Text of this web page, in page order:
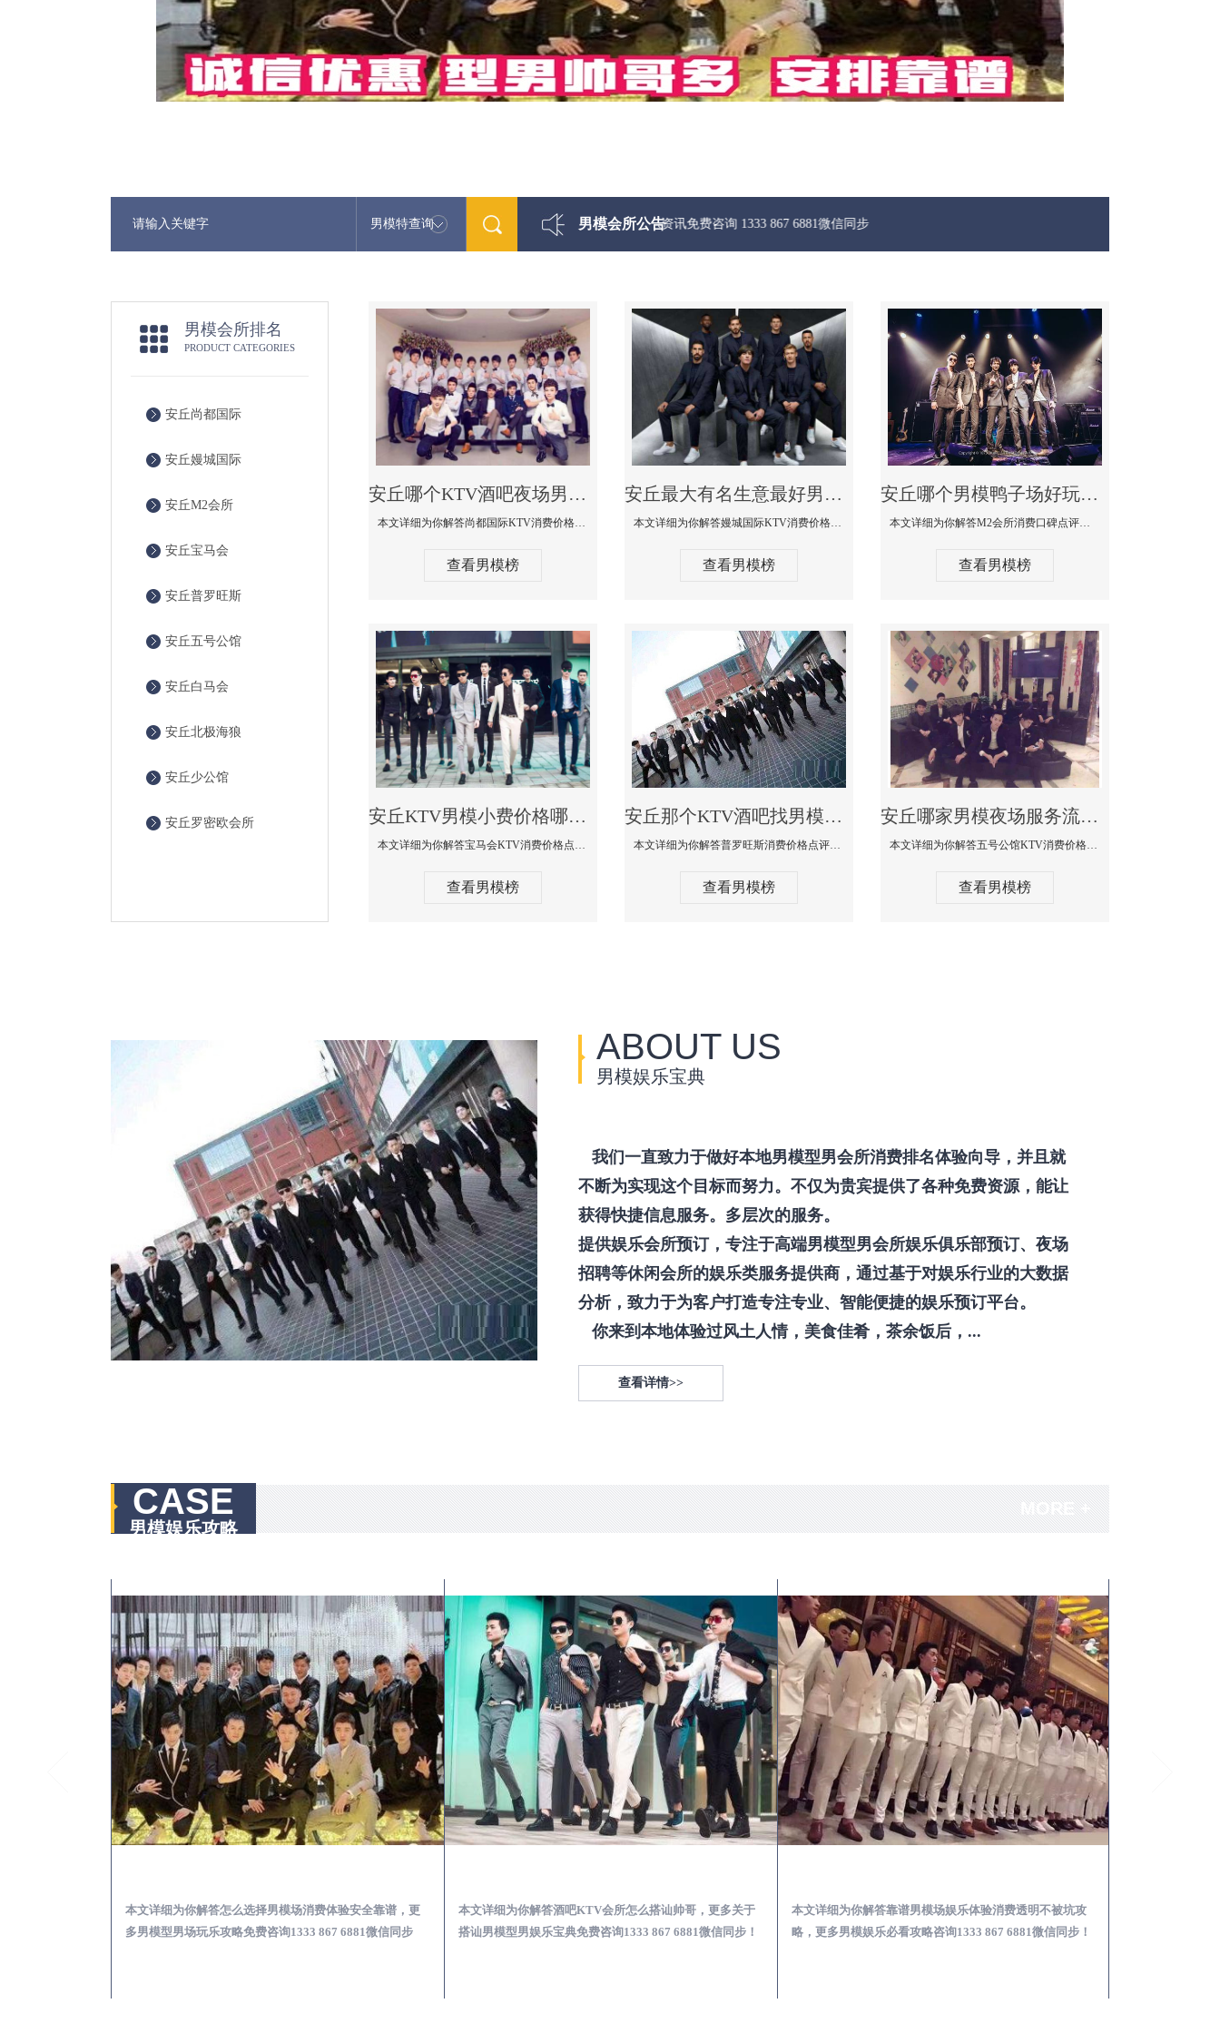
男模特查询 男模会所公告
最新男模娱乐资讯免费咨询 1333 867 6881微信同步
男模会所排名
PRODUCT CATEGORIES
安丘尚都国际
安丘嫚城国际
安丘M2会所
安丘宝马会
安丘普罗旺斯
安丘五号公馆
安丘白马会
安丘北极海狼
安丘少公馆
安丘罗密欧会所
安丘哪个KTV酒吧夜场男模公关型男最帅-尚都国际KTV消费价格点评
本文详细为你解答尚都国际KTV消费价格点评，更多关于哪个KTV酒吧夜场男模公关型男最帅免费咨询1333 867 6881微信同步
查看男模榜
安丘最大有名生意最好男模少爷场KTV体验-嫚城国际KTV消费价格点评
本文详细为你解答嫚城国际KTV消费价格口碑点评，更多关于最大有名生意最好男模少爷场KTV体验免费咨询1333 867 6881微信同步！
查看男模榜
安丘哪个男模鸭子场好玩陪酒服务好-M2会所KTV消费口碑点评
本文详细为你解答M2会所消费口碑点评，更多关于哪个男模鸭子场好玩陪酒服务好免费咨询1333 867 6881微信同步！
查看男模榜
安丘KTV男模小费价格哪家便宜-宝马会KTV消费口碑点评
本文详细为你解答宝马会KTV消费价格点评，更多关于KTV男模小费价格哪家便宜免费咨询1333 867 6881微信同步！
查看男模榜
安丘那个KTV酒吧找男模帅哥男妓多-普罗旺斯KTV真实口碑点评
本文详细为你解答普罗旺斯消费价格点评，更多关于那个KTV酒吧找男模帅哥最多免费咨询1333 867 6881微信同步！
查看男模榜
安丘哪家男模夜场服务流程全面-五号公馆KTV消费价格点评
本文详细为你解答五号公馆KTV消费价格，更多关于哪家男模夜场服务流程全面免费咨询1333 867 6881微信同步！
查看男模榜
ABOUT US
男模娱乐宝典
我们一直致力于做好本地男模型男会所消费排名体验向导，并且就
不断为实现这个目标而努力。不仅为贵宾提供了各种免费资源，能让
获得快捷信息服务。多层次的服务。
提供娱乐会所预订，专注于高端男模型男会所娱乐俱乐部预订、夜场
招聘等休闲会所的娱乐类服务提供商，通过基于对娱乐行业的大数据
分析，致力于为客户打造专注专业、智能便捷的娱乐预订平台。
你来到本地体验过风土人情，美食佳肴，茶余饭后，...
查看详情>>
CASE
男模娱乐攻略
本文详细为你解答怎么选择男模场消费体验安全靠谱，更
多男模型男场玩乐攻略免费咨询1333 867 6881微信同步
本文详细为你解答酒吧KTV会所怎么搭讪帅哥，更多关于
搭讪男模型男娱乐宝典免费咨询1333 867 6881微信同步！
本文详细为你解答靠谱男模场娱乐体验消费透明不被坑攻
略，更多男模娱乐必看攻略咨询1333 867 6881微信同步！